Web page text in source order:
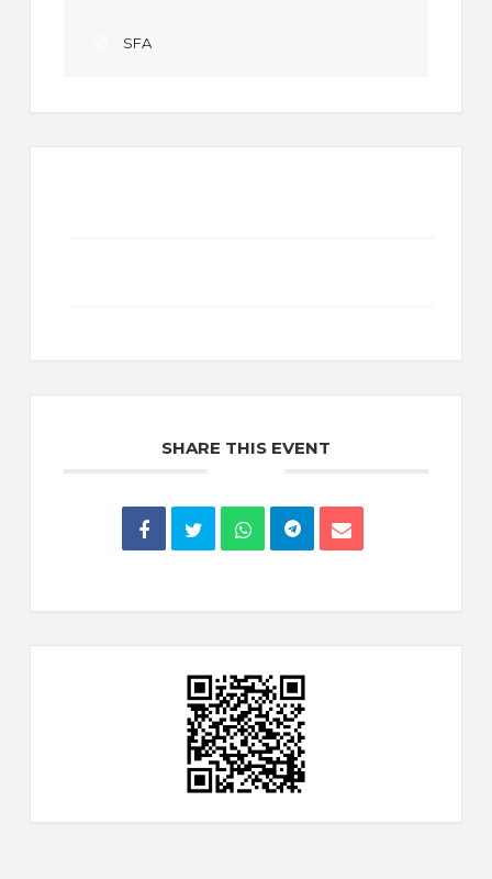
SFA
SHARE THIS EVENT